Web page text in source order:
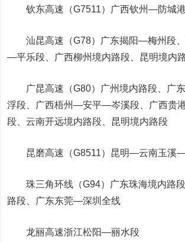
钦东高速（G7511）广西钦州—防城
汕昆高速（G78）广东揭阳—梅州段
—平乐段、广西柳州境内路段、昆明境内
广昆高速（G80）广州境内路段、广
浮段、广西梧州—安平—岑溪段、广西贵
段、云南开远境内路段、昆明境内路段
昆磨高速（G8511）昆明—云南玉溪
珠三角环线（G94）广东珠海境内路段
路段、广东东莞—深圳全线
龙丽高速浙江松阳—丽水段